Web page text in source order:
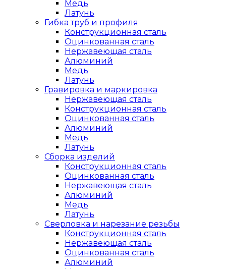
Медь
Латунь
Гибка труб и профиля
Конструкционная сталь
Оцинкованная сталь
Нержавеющая сталь
Алюминий
Медь
Латунь
Гравировка и маркировка
Нержавеющая сталь
Конструкционная сталь
Оцинкованная сталь
Алюминий
Медь
Латунь
Сборка изделий
Конструкционная сталь
Оцинкованная сталь
Нержавеющая сталь
Алюминий
Медь
Латунь
Сверловка и нарезание резьбы
Конструкционная сталь
Нержавеющая сталь
Оцинкованная сталь
Алюминий